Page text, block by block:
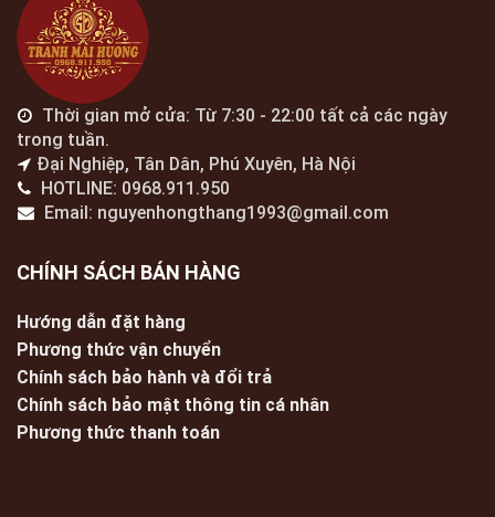
Thời gian mở cửa: Từ 7:30 - 22:00 tất cả các ngày
trong tuần.
Đại Nghiệp, Tân Dân, Phú Xuyên, Hà Nội
HOTLINE: 0968.911.950
Email: nguyenhongthang1993@gmail.com
CHÍNH SÁCH BÁN HÀNG
Hướng dẫn đặt hàng
Phương thức vận chuyển
Chính sách bảo hành và đổi trả
Chính sách bảo mật thông tin cá nhân
Phương thức thanh toán